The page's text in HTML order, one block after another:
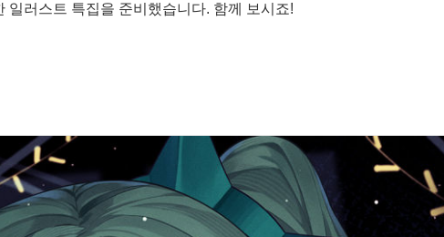
일러스트 특집을 준비했습니다. 함께 보시죠!